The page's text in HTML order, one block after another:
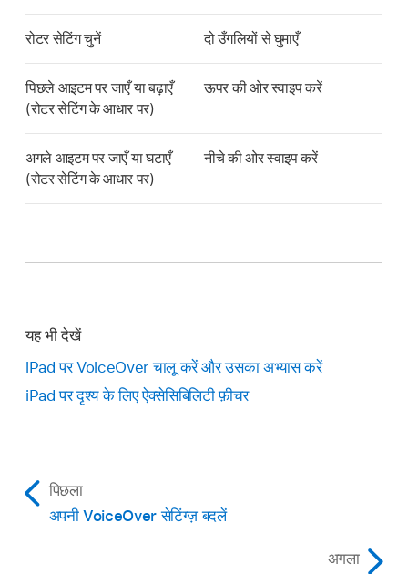
रोटर सेटिंग चुनें दो उँगलियों से घुमाएँ
पिछले आइटम पर जाएँ या बढ़ाएँ
(रोटर सेटिंग के आधार पर)
ऊपर की ओर स्वाइप करें
अगले आइटम पर जाएँ या घटाएँ
(रोटर सेटिंग के आधार पर)
नीचे की ओर स्वाइप करें
यह भी देखें
iPad पर VoiceOver चालू करें और उसका अभ्यास करें
iPad पर दृश्य के लिए ऐक्सेसिबिलिटी फ़ीचर
पिछला
अपनी VoiceOver सेटिंग्ज़ बदलें
अगला